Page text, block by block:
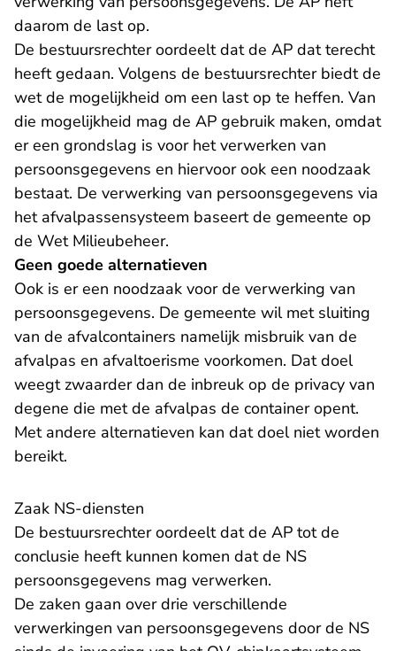
daarom de last op.
De bestuursrechter oordeelt dat de AP dat terecht
heeft gedaan. Volgens de bestuursrechter biedt de
wet de mogelijkheid om een last op te heffen. Van
die mogelijkheid mag de AP gebruik maken, omdat
er een grondslag is voor het verwerken van
persoonsgegevens en hiervoor ook een noodzaak
bestaat. De verwerking van persoonsgegevens via
het afvalpassensysteem baseert de gemeente op
de Wet Milieubeheer.
Geen goede alternatieven
Ook is er een noodzaak voor de verwerking van
persoonsgegevens. De gemeente wil met sluiting
van de afvalcontainers namelijk misbruik van de
afvalpas en afvaltoerisme voorkomen. Dat doel
weegt zwaarder dan de inbreuk op de privacy van
degene die met de afvalpas de container opent.
Met andere alternatieven kan dat doel niet worden
bereikt.
Zaak NS-diensten
De bestuursrechter oordeelt dat de AP tot de
conclusie heeft kunnen komen dat de NS
persoonsgegevens mag verwerken.
De zaken gaan over drie verschillende
verwerkingen van persoonsgegevens door de NS